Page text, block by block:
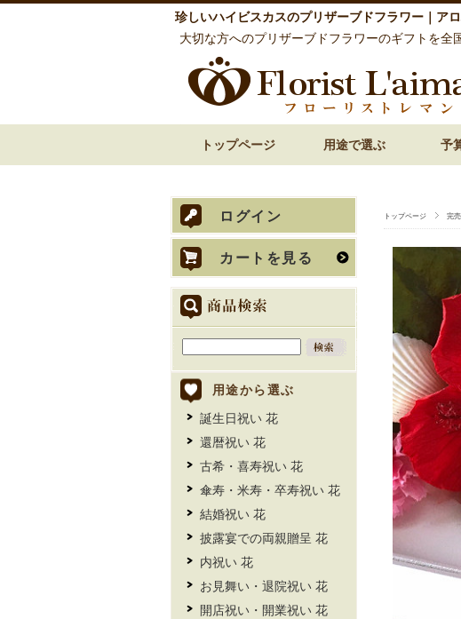
珍しいハイビスカスのプリザーブドフラワー｜アロ
大切な方へのプリザーブドフラワーのギフトを全
トップページ 用途で選ぶ 予
トップページ 完
ログイン
カートを見る
用途から選ぶ
誕生日祝い 花
還暦祝い 花
古希・喜寿祝い 花
傘寿・米寿・卒寿祝い 花
結婚祝い 花
披露宴での両親贈呈 花
内祝い 花
お見舞い・退院祝い 花
開店祝い・開業祝い 花